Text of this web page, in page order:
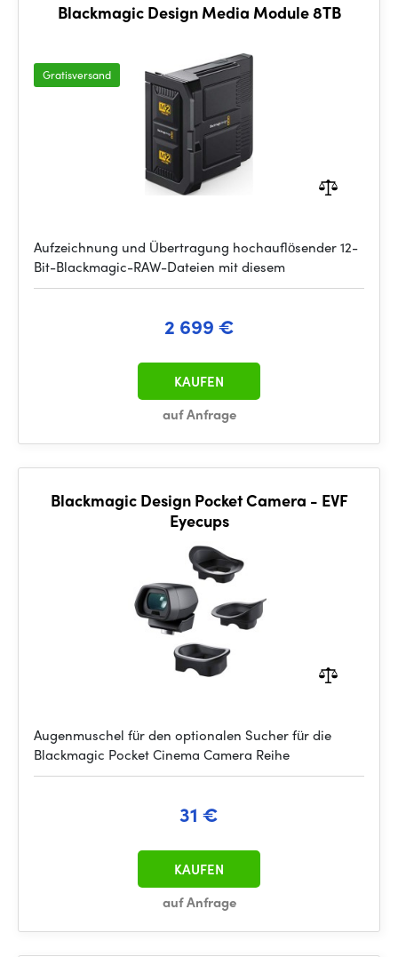
Blackmagic Design Media Module 8TB
Gratisversand
Aufzeichnung und Übertragung hochauflösender 12-
Bit-Blackmagic-RAW-Dateien mit diesem
2 699 €
auf Anfrage
KAUFEN
Blackmagic Design Pocket Camera - EVF
Eyecups
Augenmuschel für den optionalen Sucher für die
Blackmagic Pocket Cinema Camera Reihe
31 €
auf Anfrage
KAUFEN